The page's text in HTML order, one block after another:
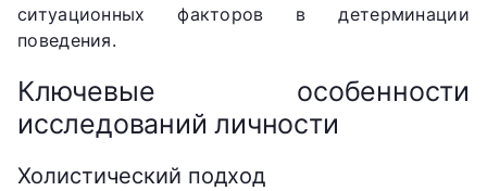
ситуационных факторов в детерминации
поведения.
Ключевые особенности
исследований личности
Холистический подход